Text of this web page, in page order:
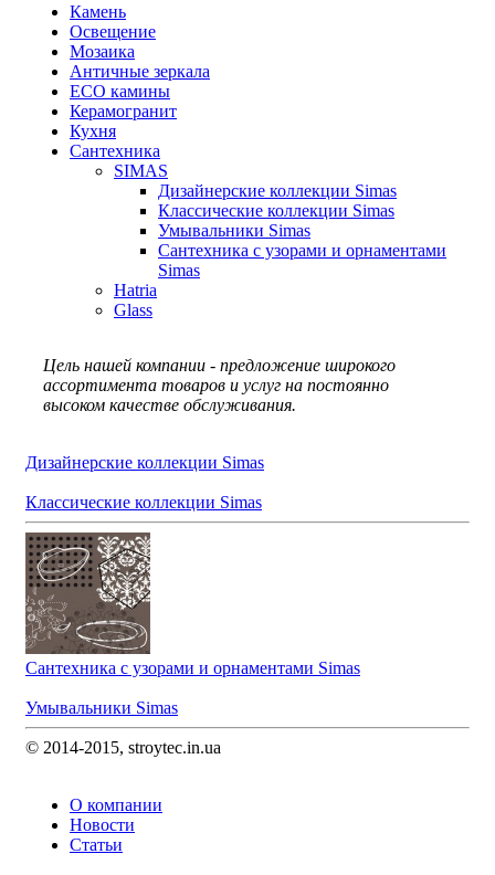
Камень
Освещение
Мозаика
Античные зеркала
ECO камины
Керамогранит
Кухня
Сантехника
SIMAS
Дизайнерские коллекции Simas
Классические коллекции Simas
Умывальники Simas
Сантехника с узорами и орнаментами
Simas
Hatria
Glass
Цель нашей компании - предложение широкого
ассортимента товаров и услуг на постоянно
высоком качестве обслуживания.
Дизайнерские коллекции Simas
Классические коллекции Simas
Сантехника с узорами и орнаментами Simas
Умывальники Simas
© 2014-2015, stroytec.in.ua
О компании
Новости
Статьи